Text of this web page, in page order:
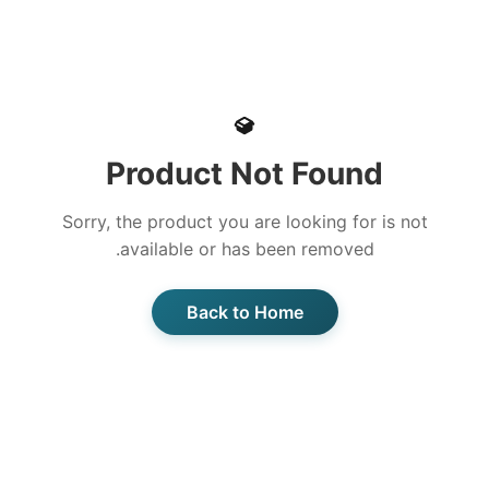
Product Not Found
Sorry, the product you are looking for is not
available or has been removed.
Back to Home